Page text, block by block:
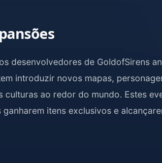
desenvolvedores de GoldofSirens
introduzir novos mapas,
culturas ao redor do mundo. Estes
itens exclusivos e